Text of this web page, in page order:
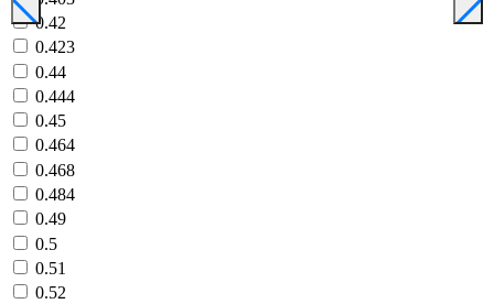
0.42
0.423
0.44
0.444
0.45
0.464
0.468
0.484
0.49
0.5
0.51
0.52